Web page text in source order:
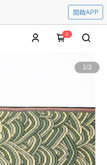
開啟APP
0
1/3